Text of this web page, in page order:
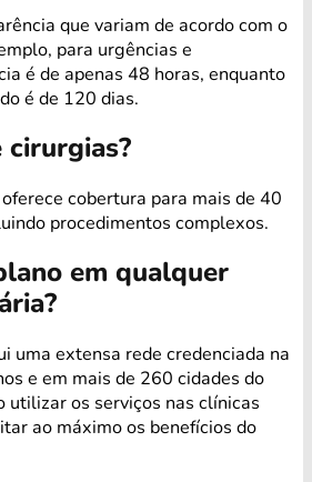
que variam de acordo com o
para urgências e
é de apenas 48 horas, enquanto
é de 120 dias.
cobertura para mais de 40
procedimentos complexos.
em qualquer
uma extensa rede credenciada na
e em mais de 260 cidades do
utilizar os serviços nas clínicas
ao máximo os benefícios do